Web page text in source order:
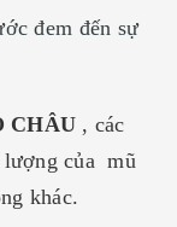
đem đến sự
CHÂU , các
lượng của mũ
khác.